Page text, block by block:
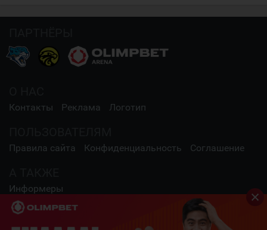
Контакты Реклама Логотип
Правила сайта Конфиденциальность Соглашение
Информеры
СОЦИАЛЬНЫЕ СЕТИ